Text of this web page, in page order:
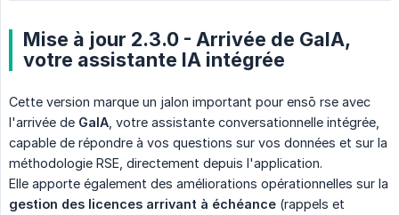
Mise à jour 2.3.0 - Arrivée de GaIA,
votre assistante IA intégrée
Cette version marque un jalon important pour ensō rse avec
l'arrivée de GaIA , votre assistante conversationnelle intégrée,
capable de répondre à vos questions sur vos données et sur la
méthodologie RSE, directement depuis l'application.
Elle apporte également des améliorations opérationnelles sur la
gestion des licences arrivant à échéance (rappels et